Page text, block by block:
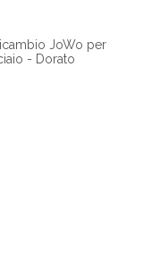
JoWo per
- Dorato